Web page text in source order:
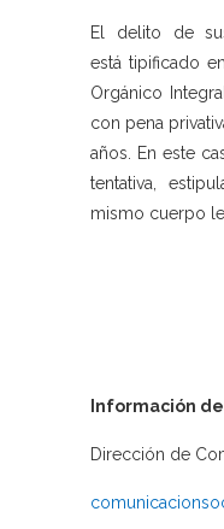
El delito de
está tipificado
Orgánico
con pena
años. En este
tentativa,
mismo cuerpo
Información
Dirección de